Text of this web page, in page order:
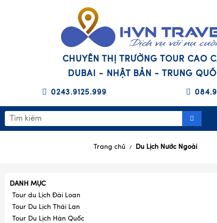
CHUYÊN THỊ TRƯỜNG TOUR CAO
DUBAI - NHẬT BẢN - TRUNG
0243.9125.999
Trang chủ / Du Lịch Nước Ngoài
DANH MỤC
Tour du Lịch Đài Loan
Tour Du Lịch Thái Lan
Tour Du Lịch Hàn Quốc